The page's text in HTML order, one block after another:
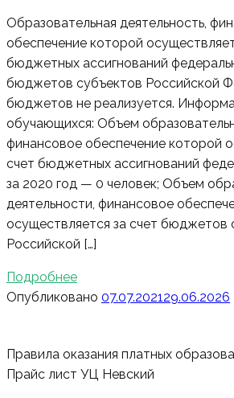
Образовательная деятельность,
обеспечение которой
бюджетных ассигнований
бюджетов субъектов Российской
бюджетов не реализуется.
обучающихся: Объем
финансовое обеспечение которой
счет бюджетных ассигнований
за 2020 год — 0 человек; Объем
деятельности, финансовое
осуществляется за счет бюджетов
Российской […]
Подробнее
Опубликовано 07.07.2021 29.06.2026
Правила оказания платных
Прайс лист УЦ Невский